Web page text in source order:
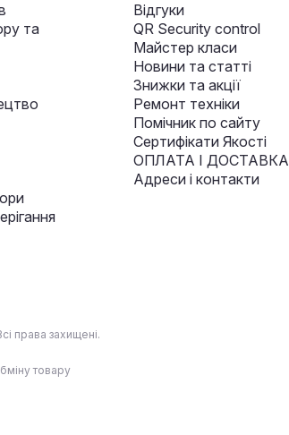
та
Відгуки
QR Security control
Майстер класи
Новини та статті
Знижки та акції
Ремонт техніки
Помічник по сайту
Сертифікати Якості
ОПЛАТА І ДОСТАВКА
Адреси і контакти
права захищені.
товару